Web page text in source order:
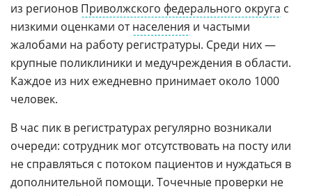
из регионов Приволжского федерального округа с
низкими оценками отнаселения и частыми
жалобами на работу регистратуры. Среди них —
крупные поликлиники и медучреждения в области.
Каждое из них ежедневно принимает около 1000
человек.
В час пик в регистратурах регулярно возникали
очереди: сотрудник мог отсутствовать на посту или
не справляться с потоком пациентов и нуждаться в
дополнительной помощи. Точечные проверки не